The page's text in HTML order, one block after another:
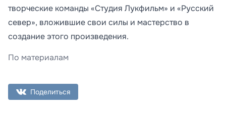
творческие команды «Студия Лукфильм» и «Русский
север», вложившие свои силы и мастерство в
создание этого произведения.
По материалам
Поделиться